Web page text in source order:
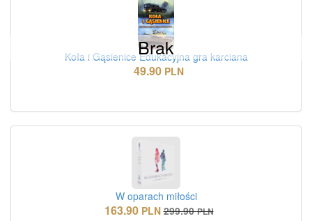
Brak
Koła i Gąsienice Edukacyjna gra karciana
49.90 PLN
W oparach miłości
163.90 PLN 299.90 PLN